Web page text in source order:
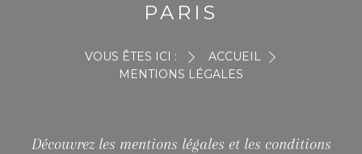
PARIS
VOUS ÊTES ICI :
ACCUEIL
MENTIONS LÉGALES
Découvrez les mentions légales et les conditions